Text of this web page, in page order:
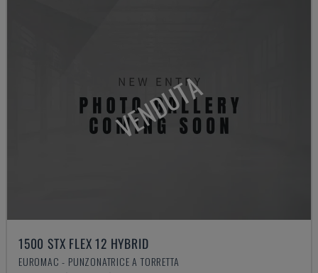
VENDUTA
1500 STX FLEX 12 HYBRID
EUROMAC - PUNZONATRICE A TORRETTA